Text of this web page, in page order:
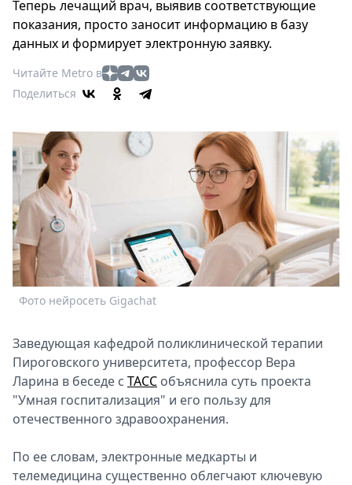
Туризм
Мода
Театр
Кино
Афиша
Выставки
Пресс-
релизы
О
Metro
Стримы
Спецпроекты
Звезды
Выборы
Скачай
Metro
Теперь лечащий врач, выявив соответствующие
показания, просто заносит информацию в базу
данных и формирует электронную заявку.
Читайте Metro в
Поделиться
Фото нейросеть Gigachat
Заведующая кафедрой поликлинической терапии
Пироговского университета, профессор Вера
Ларина в беседе с ТАСС объяснила суть проекта
"Умная госпитализация" и его пользу для
отечественного здравоохранения.
По ее словам, электронные медкарты и
телемедицина существенно облегчают ключевую